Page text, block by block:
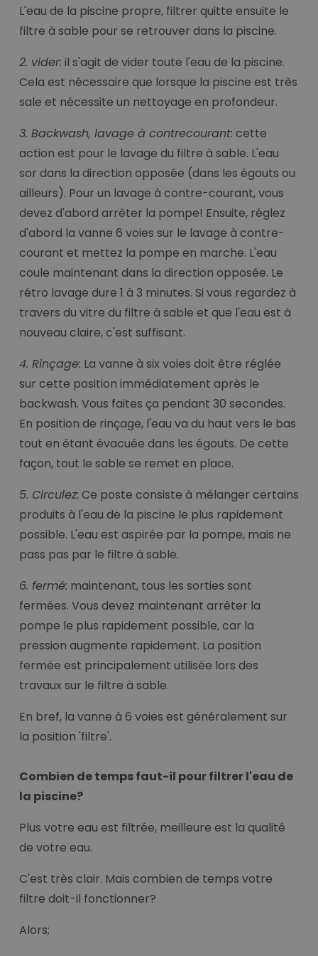
L'eau de la piscine propre, filtrer quitte ensuite le
filtre à sable pour se retrouver dans la piscine.
2. vider: il s'agit de vider toute l'eau de la piscine.
Cela est nécessaire que lorsque la piscine est très
sale et nécessite un nettoyage en profondeur.
3. Backwash, lavage à contrecourant: cette
action est pour le lavage du filtre à sable. L'eau
sor dans la direction opposée (dans les égouts ou
ailleurs). Pour un lavage à contre-courant, vous
devez d'abord arrêter la pompe! Ensuite, réglez
d'abord la vanne 6 voies sur le lavage à contre-
courant et mettez la pompe en marche. L'eau
coule maintenant dans la direction opposée. Le
rétro lavage dure 1 à 3 minutes. Si vous regardez à
travers du vitre du filtre à sable et que l'eau est à
nouveau claire, c'est suffisant.
4. Rinçage: La vanne à six voies doit être réglée
sur cette position immédiatement après le
backwash. Vous faites ça pendant 30 secondes.
En position de rinçage, l'eau va du haut vers le bas
tout en étant évacuée dans les égouts. De cette
façon, tout le sable se remet en place.
5. Circulez: Ce poste consiste à mélanger certains
produits à l'eau de la piscine le plus rapidement
possible. L'eau est aspirée par la pompe, mais ne
pass pas par le filtre à sable.
6. fermé: maintenant, tous les sorties sont
fermées. Vous devez maintenant arrêter la
pompe le plus rapidement possible, car la
pression augmente rapidement. La position
fermée est principalement utilisée lors des
travaux sur le filtre à sable.
En bref, la vanne à 6 voies est généralement sur
la position 'filtre'.
Combien de temps faut-il pour filtrer l'eau de
la piscine?
Plus votre eau est filtrée, meilleure est la qualité
de votre eau.
C'est très clair. Mais combien de temps votre
filtre doit-il fonctionner?
Alors;